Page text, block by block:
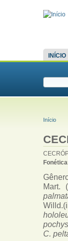
INÍCIO
VOCÊ
Início
Mart. (
C.